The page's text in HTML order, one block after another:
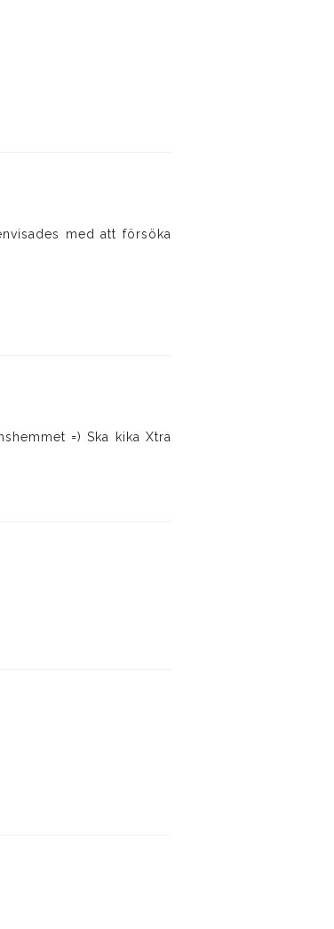
med att försöka
=) Ska kika Xtra